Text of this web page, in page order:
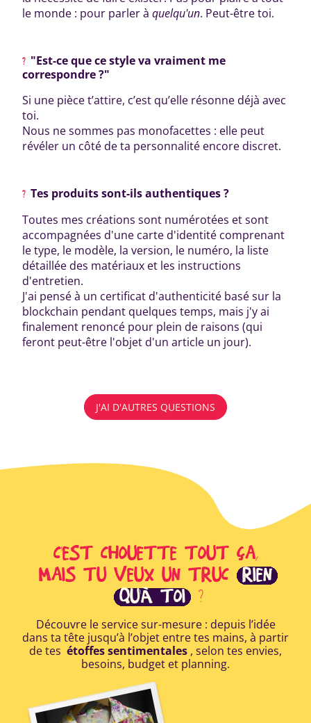
le monde : pour parler à quelqu'un. Peut-être toi.
"Est-ce que ce style va vraiment me
correspondre ?"
Si une pièce t’attire, c’est qu’elle résonne déjà avec
toi.
Nous ne sommes pas monofacettes : elle peut
révéler un côté de ta personnalité encore discret.
Tes produits sont-ils authentiques ?
Toutes mes créations sont numérotées et sont
accompagnées d'une carte d'identité comprenant
le type, le modèle, la version, le numéro, la liste
détaillée des matériaux et les instructions
d'entretien.
J'ai pensé à un certificat d'authenticité basé sur la
blockchain pendant quelques temps, mais j'y ai
finalement renoncé pour plein de raisons (qui
feront peut-être l'objet d'un article un jour).
J'AI D'AUTRES QUESTIONS
C'EST CHOUETTE TOUT ÇA,
MAIS TU VEUX UN TRUC
RIEN
QU'À TOI ?
Découvre le service sur-mesure : depuis l’idée
dans ta tête jusqu’à l’objet entre tes mains, à partir
de tes étoffes sentimentales , selon tes envies,
besoins, budget et planning.